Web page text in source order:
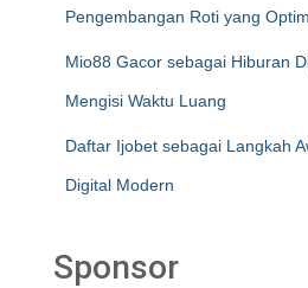
Pengembangan Roti yang
Mio88 Gacor sebagai Hiburan
Mengisi Waktu Luang
Daftar Ijobet sebagai Langkah
Digital Modern
Sponsor